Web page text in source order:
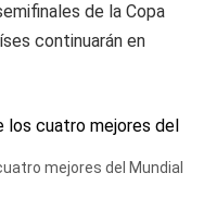
de la Copa
continuarán en
mejores del Mundial